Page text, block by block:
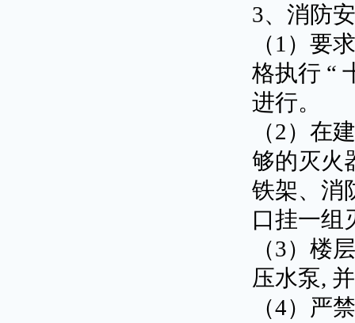
3、消防
（1）要
格执行 “
进行。
（2）在
够的灭火
铁架、消
口挂一组
（3）楼
压水泵,
（4）严